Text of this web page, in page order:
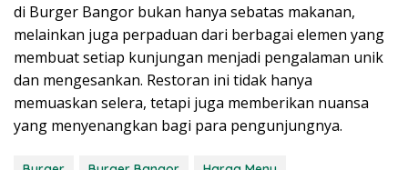
di Burger Bangor bukan hanya sebatas makanan,
melainkan juga perpaduan dari berbagai elemen yang
membuat setiap kunjungan menjadi pengalaman unik
dan mengesankan. Restoran ini tidak hanya
memuaskan selera, tetapi juga memberikan nuansa
yang menyenangkan bagi para pengunjungnya.